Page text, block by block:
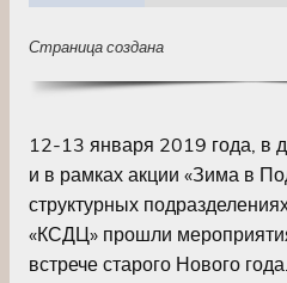
Страница создана
12-13 января 2019 года, в
и в рамках акции «Зима в
структурных
«КСДЦ» прошли
встрече старого Нового года.